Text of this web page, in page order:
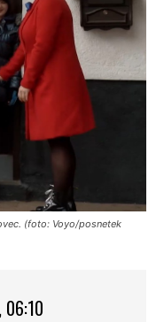
(foto: Voyo/posnetek
06:10